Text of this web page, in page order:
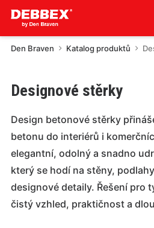
Den Braven Katalog produktů
Designové stěrky
Design betonové stěrky
betonu do interiérů i
elegantní, odolný a snadno
který se hodí na stěny,
designové detaily. Řešení pro
čistý vzhled, praktičnost a